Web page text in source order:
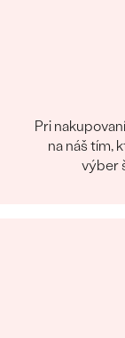
Pri
na náš tím,
výber